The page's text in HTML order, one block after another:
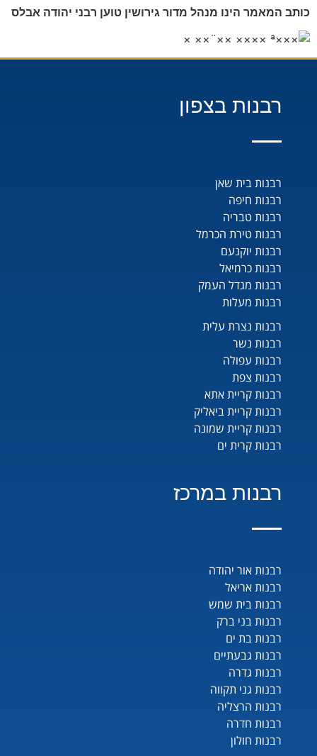
כותב המאמר הינו מנהל מדור גירושין טוען רבני יהודה אבלס
רבנות בצפון
רבנות בית שאן
רבנות חיפה
רבנות טבריה
רבנות טירת הכרמל
רבנות יוקנעם
רבנות כרמיאל
רבנות מגדל העמק
רבנות מעלות
רבנות נצרת עלית
רבנות נשר
רבנות עפולה
רבנות צפת
רבנות קריית אתא
רבנות קריית ביאליק
רבנות קריית שמונה
רבנות קרית ים
רבנות במרכז
רבנות אור יהודה
רבנות אריאל
רבנות בית שמש
רבנות בני ברק
רבנות בת ים
רבנות גבעתיים
רבנות גדרה
רבנות גני תקווה
רבנות הרצליה
רבנות חדרה
רבנות חולון